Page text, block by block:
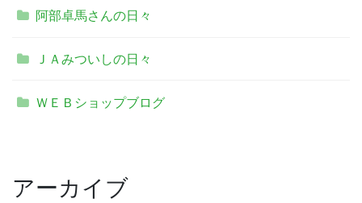
阿部卓馬さんの日々
ＪＡみついしの日々
ＷＥＢショップブログ
アーカイブ